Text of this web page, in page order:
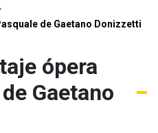
de Gaetano Donizzetti
ópera
Gaetano